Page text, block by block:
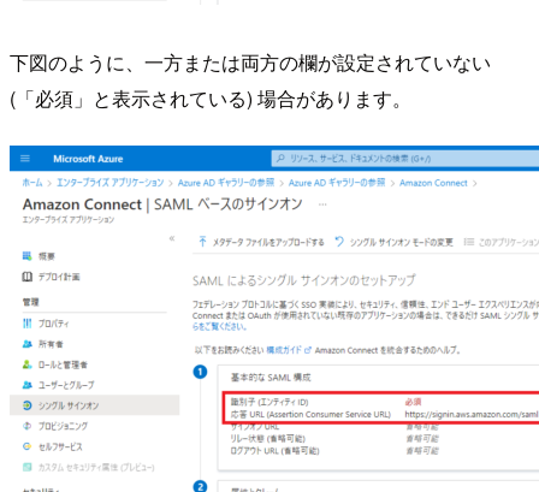
下図のように、一方または両方の欄が設定されていない
(「必須」と表示されている) 場合があります。